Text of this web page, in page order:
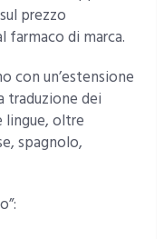
prezzo
farmaco di marca.
con un’estensione
traduzione dei
oltre
spagnolo,